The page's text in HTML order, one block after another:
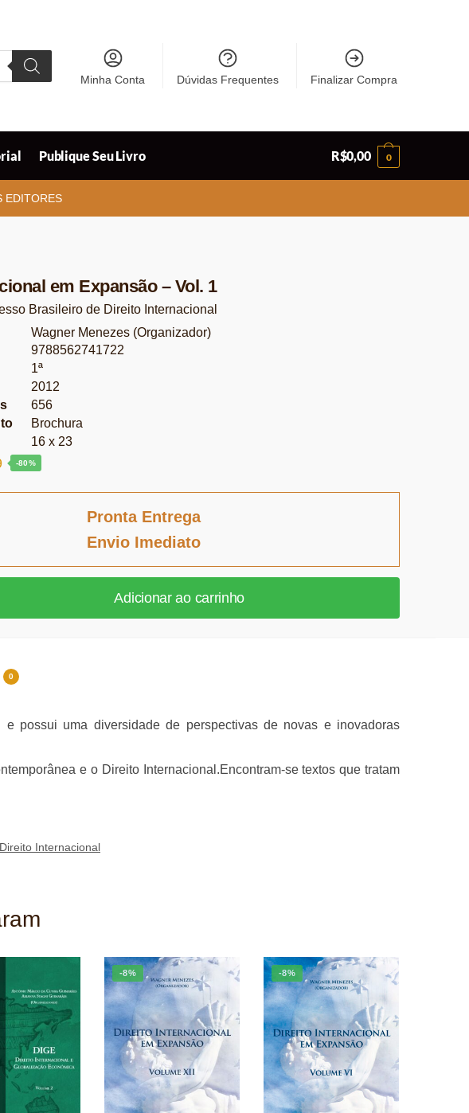
Minha Conta Dúvidas Frequentes Finalizar Compra
Publique Seu Livro R$0,00 0
EDITORES
em Expansão – Vol. 1
Brasileiro de Direito Internacional
Wagner Menezes (Organizador)
9788562741722
1ª
2012
656
Brochura
16 x 23
O
-80%
Pronta Entrega
Envio Imediato
Adicionar ao carrinho
0
possui uma diversidade de perspectivas de novas e inovadoras
e o Direito Internacional.Encontram-se textos que tratam
Direito Internacional
-8% -8%